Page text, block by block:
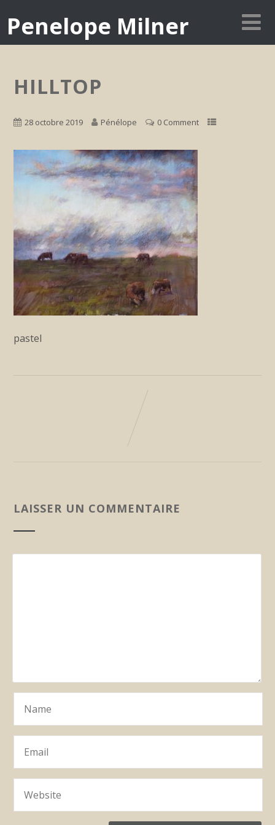
Penelope Milner
HILLTOP
28 octobre 2019 Pénélope 0 Comment
pastel
LAISSER UN COMMENTAIRE